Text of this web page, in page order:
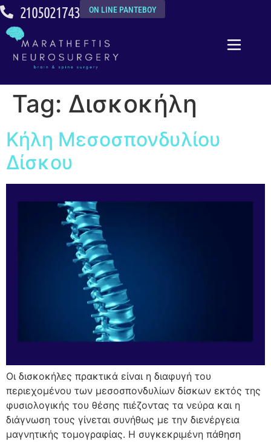
2105021743 ON LINE ΡΑΝΤΕΒΟΥ
Tag: Δισκοκήλη
Κήλη Μεσοσπονδυλίου
Δίσκου
Οι δισκοκήλες πρακτικά είναι η διαφυγή του
περιεχομένου των μεσοσπονδυλίων δίσκων εκτός της
φυσιολογικής του θέσης πιέζοντας τα νεύρα και η
διάγνωση τους γίνεται συνήθως με την διενέργεια
μαγνητικής τομογραφίας. Η συγκεκριμένη πάθηση